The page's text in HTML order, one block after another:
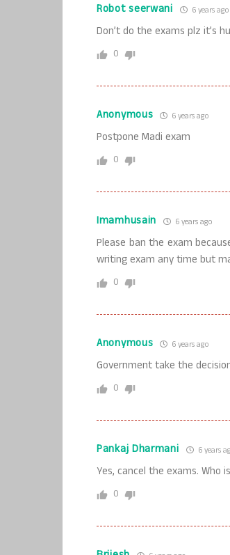
Robot seerwani 6 years ago
Don’t do the exams plz it’s
0
Anonymous 6 years ago
Postpone Madi exam
0
Imamhusain 6 years ago
Please ban the exam
writing exam any time but
0
Anonymous 6 years ago
Government take the
0
Pankaj Dharmani 6 years
Yes, cancel the exams.
0